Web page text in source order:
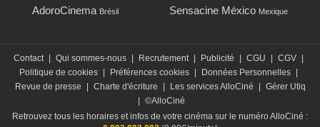
AdoroCinema Brésil Sensacine México Mexique
Contact Qui sommes-nous Recrutement Publicité CGU CGV
Politique de cookies
Préférences cookies Données Personnelles
Revue de presse
Charte d'écriture Les services AlloCiné
Gérer Utiq
©AlloCiné
Retrouvez tous les horaires et infos de votre cinéma sur le numéro AlloCiné :